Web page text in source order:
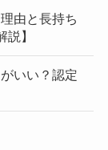
由と長持ち
】
いい？認定